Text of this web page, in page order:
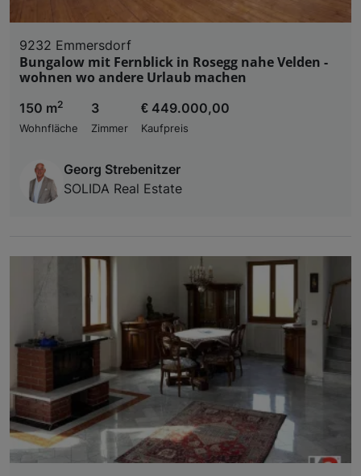
9232 Emmersdorf
Bungalow mit Fernblick in Rosegg nahe Velden -
wohnen wo andere Urlaub machen
150 m2
Wohnfläche
3
Zimmer
€ 449.000,00
Kaufpreis
Georg Strebenitzer
SOLIDA Real Estate